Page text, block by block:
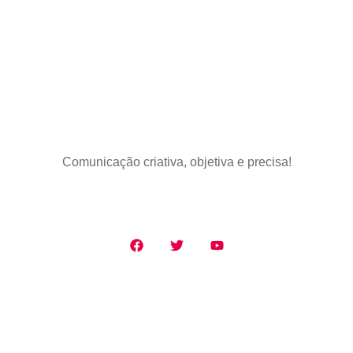
Comunicação criativa, objetiva e precisa!